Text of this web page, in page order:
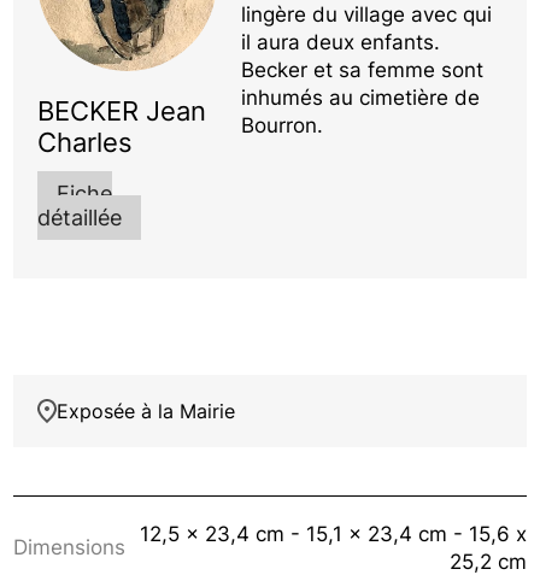
BECKER Jean
Charles
Fiche
détaillée
lingère du village avec qui
il aura deux enfants.
Becker et sa femme sont
inhumés au cimetière de
Bourron.
Exposée à la Mairie
Dimensions
12,5 x 23,4 cm - 15,1 x 23,4 cm - 15,6 x
25,2 cm